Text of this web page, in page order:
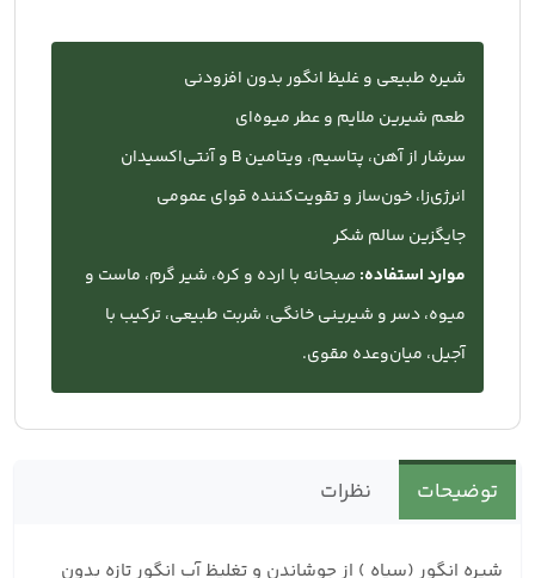
تومان250.000
شیره طبیعی و غلیظ انگور بدون افزودنی
طعم شیرین ملایم و عطر میوه‌ای
سرشار از آهن، پتاسیم، ویتامین B و آنتی‌اکسیدان
انرژی‌زا، خون‌ساز و تقویت‌کننده قوای عمومی
جایگزین سالم شکر
موارد استفاده: صبحانه با ارده و کره، شیر گرم، ماست و
میوه، دسر و شیرینی خانگی، شربت طبیعی، ترکیب با
آجیل، میان‌وعده مقوی.
توضیحات نظرات
شیره انگور (سیاه ) از جوشاندن و تغلیظ آب انگور تازه بدون